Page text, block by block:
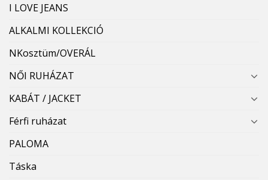
I LOVE JEANS
ALKALMI KOLLEKCIÓ
NKosztüm/OVERÁL
NŐI RUHÁZAT
KABÁT / JACKET
Férfi ruházat
PALOMA
Táska